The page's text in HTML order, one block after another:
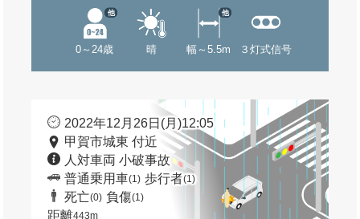
0～24歳
他
晴 幅～5.5m
他
３灯式信号
2022年12月26日(月)12:05
甲賀市城東 付近
人対車両 小破事故
普通乗用車(1) 歩行者(1)
死亡(0) 負傷(1)
距離443m